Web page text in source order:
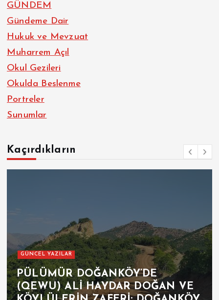
GÜNDEM
Gündeme Dair
Hukuk ve Mevzuat
Muharrem Açıl
Okul Gezileri
Okulda Beslenme
Portreler
Sunumlar
Kaçırdıkların
GÜNCEL YAZILAR
PÜLÜMÜR DOĞANKÖY’DE
(QEWU) ALİ HAYDAR DOĞAN VE